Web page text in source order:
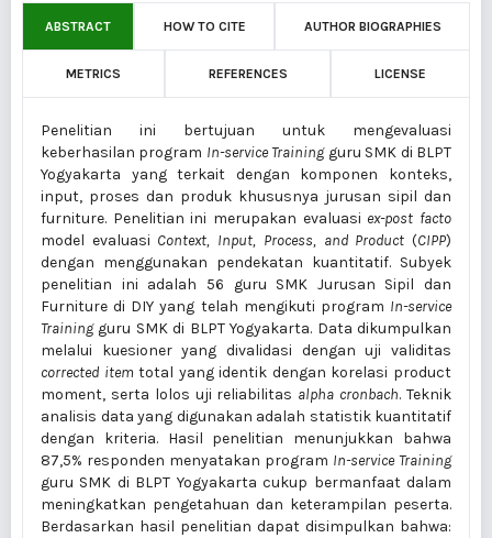
ABSTRACT HOW TO CITE AUTHOR BIOGRAPHIES
METRICS REFERENCES LICENSE
Penelitian ini bertujuan untuk mengevaluasi
keberhasilan program In-service Training guru SMK di BLPT
Yogyakarta yang terkait dengan komponen konteks,
input, proses dan produk khususnya jurusan sipil dan
furniture. Penelitian ini merupakan evaluasi ex-post facto
model evaluasi Context, Input, Process, and Product (CIPP)
dengan menggunakan pendekatan kuantitatif. Subyek
penelitian ini adalah 56 guru SMK Jurusan Sipil dan
Furniture di DIY yang telah mengikuti program In-service
Trainingguru SMK di BLPT Yogyakarta. Data dikumpulkan
melalui kuesioner yang divalidasi dengan uji validitas
corrected item total yang identik dengan korelasi product
moment, serta lolos uji reliabilitas alpha cronbach. Teknik
analisis data yang digunakan adalah statistik kuantitatif
dengan kriteria. Hasil penelitian menunjukkan bahwa
87,5% responden menyatakan program In-service Training
guru SMK di BLPT Yogyakarta cukup bermanfaat dalam
meningkatkan pengetahuan dan keterampilan peserta.
Berdasarkan hasil penelitian dapat disimpulkan bahwa: